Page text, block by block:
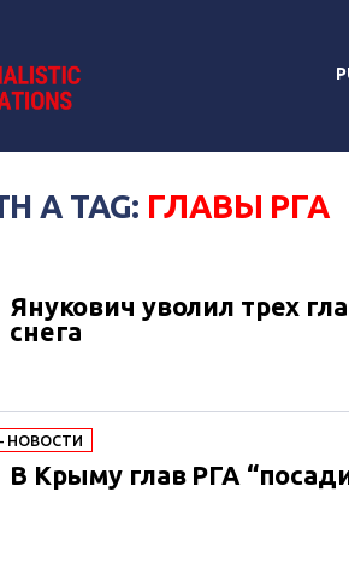
A TAG: ГЛАВЫ РГА
Янукович уволил трех
снега
НОВОСТИ
В Крыму глав РГА